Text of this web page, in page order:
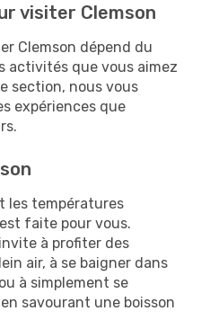
visiter Clemson
Clemson dépend du
activités que vous aimez
section, nous vous
expériences que
les températures
faite pour vous.
à profiter des
air, à se baigner dans
à simplement se
savourant une boisson